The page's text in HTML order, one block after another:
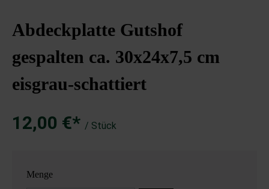
Abdeckplatte Gutshof
gespalten ca. 30x24x7,5 cm
eisgrau-schattiert
12,00 €* / Stück
Menge